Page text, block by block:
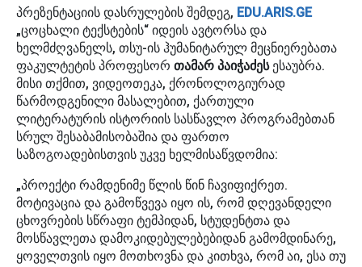
პრეზენტაციის დასრულების შემდეგ, EDU.ARIS.GE
„ცოცხალი ტექსტების“ იდეის ავტორსა და
ხელმძღვანელს, თსუ-ის ჰუმანიტარულ მეცნიერებათა
ფაკულტეტის პროფესორ თამარ პაიჭაძესესაუბრა.
მისი თქმით, ვიდეოთეკა, ქრონოლოგიურად
წარმოდგენილი მასალებით, ქართული
ლიტერატურის ისტორიის სასწავლო პროგრამებთან
სრულ შესაბამისობაშია და ფართო
საზოგოადებისთვის უკვე ხელმისაწვდომია:
„პროექტი რამდენიმე წლის წინ ჩავიფიქრეთ.
მოტივაცია და გამოწვევა იყო ის, რომ დღევანდელი
ცხოვრების სწრაფი ტემპიდან, სტუდენტთა და
მოსწავლეთა დამოკიდებულებებიდან გამომდინარე,
ყოველთვის იყო მოთხოვნა და კითხვა, რომ აი, ესა თუ